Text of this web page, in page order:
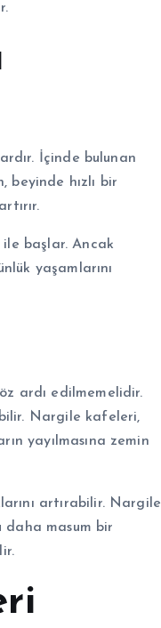
İçinde bulunan
beyinde hızlı bir
ile başlar. Ancak
yaşamlarını
ardı edilmemelidir.
Nargile kafeleri,
yayılmasına zemin
artırabilir. Nargile
daha masum bir